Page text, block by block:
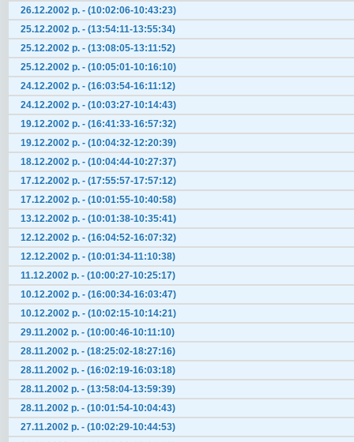
26.12.2002 р. - (10:02:06-10:43:23)
25.12.2002 р. - (13:54:11-13:55:34)
25.12.2002 р. - (13:08:05-13:11:52)
25.12.2002 р. - (10:05:01-10:16:10)
24.12.2002 р. - (16:03:54-16:11:12)
24.12.2002 р. - (10:03:27-10:14:43)
19.12.2002 р. - (16:41:33-16:57:32)
19.12.2002 р. - (10:04:32-12:20:39)
18.12.2002 р. - (10:04:44-10:27:37)
17.12.2002 р. - (17:55:57-17:57:12)
17.12.2002 р. - (10:01:55-10:40:58)
13.12.2002 р. - (10:01:38-10:35:41)
12.12.2002 р. - (16:04:52-16:07:32)
12.12.2002 р. - (10:01:34-11:10:38)
11.12.2002 р. - (10:00:27-10:25:17)
10.12.2002 р. - (16:00:34-16:03:47)
10.12.2002 р. - (10:02:15-10:14:21)
29.11.2002 р. - (10:00:46-10:11:10)
28.11.2002 р. - (18:25:02-18:27:16)
28.11.2002 р. - (16:02:19-16:03:18)
28.11.2002 р. - (13:58:04-13:59:39)
28.11.2002 р. - (10:01:54-10:04:43)
27.11.2002 р. - (10:02:29-10:44:53)